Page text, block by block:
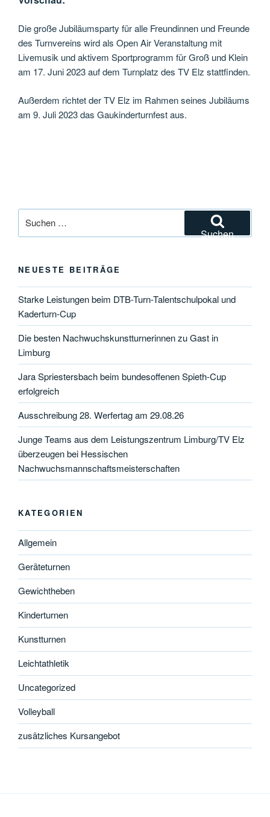
Die große Jubiläumsparty für alle Freundinnen und Freunde
des Turnvereins wird als Open Air Veranstaltung mit
Livemusik und aktivem Sportprogramm für Groß und Klein
am 17. Juni 2023 auf dem Turnplatz des TV Elz stattfinden.
Außerdem richtet der TV Elz im Rahmen seines Jubiläums
am 9. Juli 2023 das Gaukinderturnfest aus.
nach:
Suchen
NEUESTE BEITRÄGE
Starke Leistungen beim DTB-Turn-Talentschulpokal und
Kaderturn-Cup
Die besten Nachwuchskunstturnerinnen zu Gast in
Limburg
Jara Spriestersbach beim bundesoffenen Spieth-Cup
erfolgreich
Ausschreibung 28. Werfertag am 29.08.26
Junge Teams aus dem Leistungszentrum Limburg/TV Elz
überzeugen bei Hessischen
Nachwuchsmannschaftsmeisterschaften
KATEGORIEN
Allgemein
Geräteturnen
Gewichtheben
Kinderturnen
Kunstturnen
Leichtathletik
Uncategorized
Volleyball
zusätzliches Kursangebot